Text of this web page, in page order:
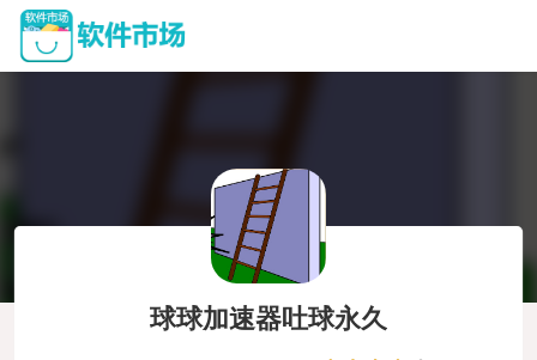
球球加速器吐球永久